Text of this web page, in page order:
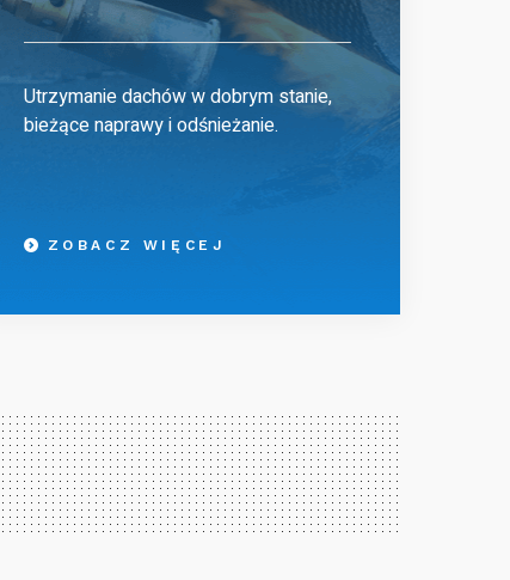
Utrzymanie dachów w dobrym stanie,
bieżące naprawy i odśnieżanie.
ZOBACZ WIĘCEJ